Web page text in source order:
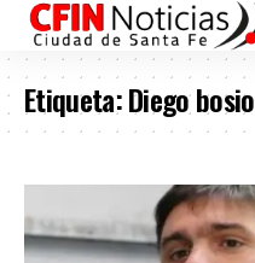
Etiqueta:Diego bosio